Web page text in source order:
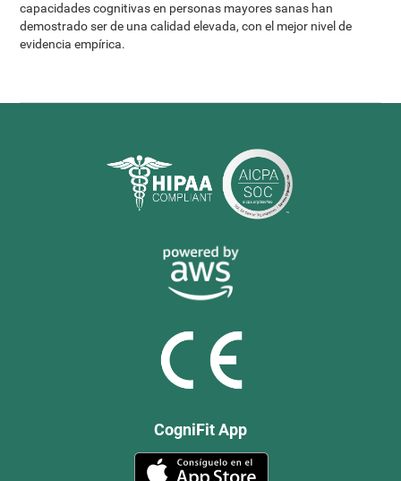
capacidades cognitivas en personas mayores sanas han
demostrado ser de una calidad elevada, con el mejor nivel de
evidencia empírica.
CogniFit App